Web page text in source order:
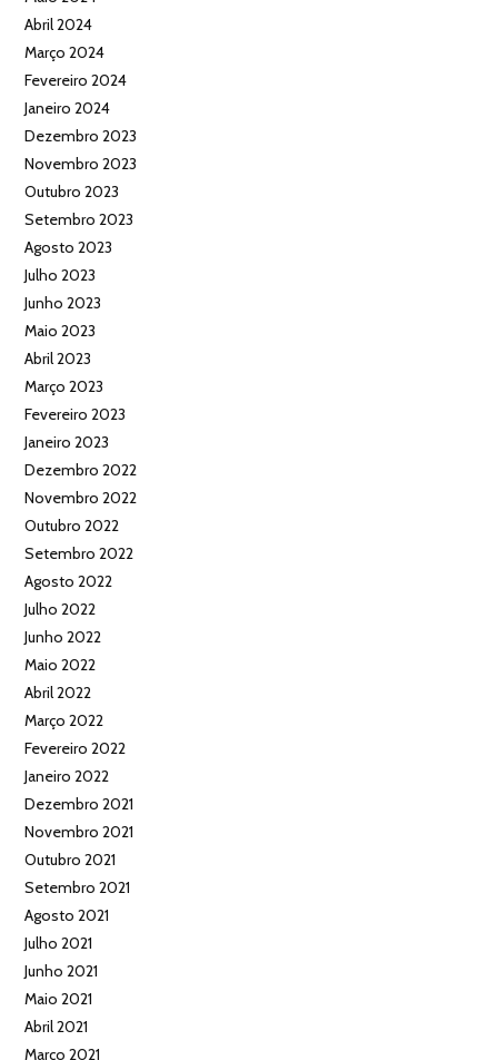
Abril 2024
Março 2024
Fevereiro 2024
Janeiro 2024
Dezembro 2023
Novembro 2023
Outubro 2023
Setembro 2023
Agosto 2023
Julho 2023
Junho 2023
Maio 2023
Abril 2023
Março 2023
Fevereiro 2023
Janeiro 2023
Dezembro 2022
Novembro 2022
Outubro 2022
Setembro 2022
Agosto 2022
Julho 2022
Junho 2022
Maio 2022
Abril 2022
Março 2022
Fevereiro 2022
Janeiro 2022
Dezembro 2021
Novembro 2021
Outubro 2021
Setembro 2021
Agosto 2021
Julho 2021
Junho 2021
Maio 2021
Abril 2021
Março 2021